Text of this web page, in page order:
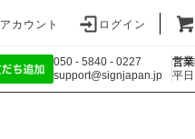
アカウント ログイン
050 - 5840 - 0227
support@signjapan.jp
営
平